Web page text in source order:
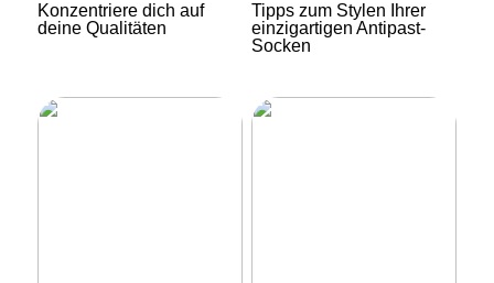
Konzentriere dich auf
deine Qualitäten
Tipps zum Stylen Ihrer
einzigartigen Antipast-
Socken